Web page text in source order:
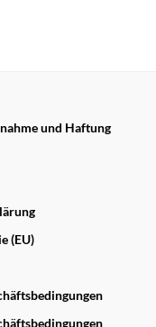
und Haftung
(EU)